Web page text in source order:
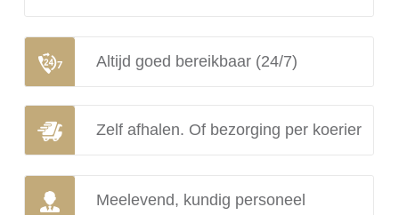
Altijd goed bereikbaar (24/7)
Zelf afhalen. Of bezorging per koerier
Meelevend, kundig personeel